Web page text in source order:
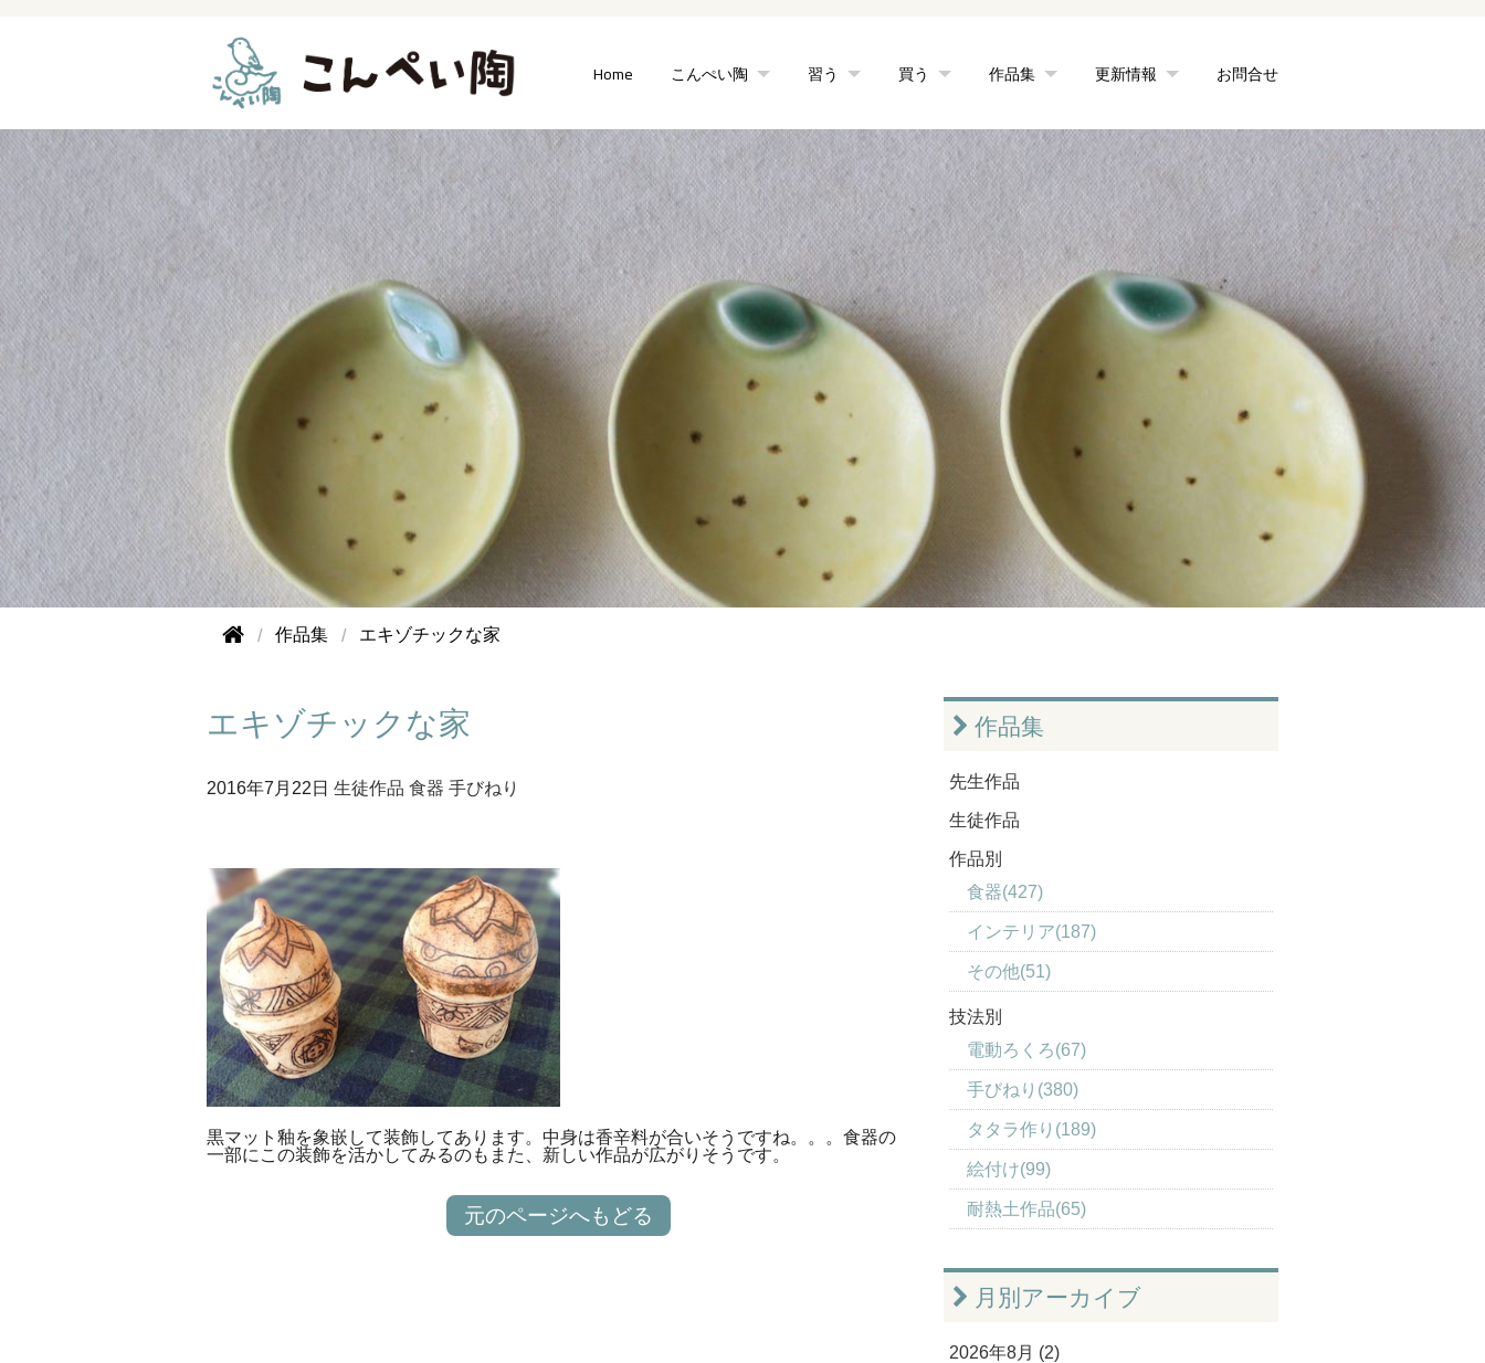
Home こんぺい陶 習う 買う 作品集 更新情報 お問合せ
作品集 エキゾチックな家
エキゾチックな家
2016年7月22日 生徒作品 食器 手びねり
黒マット釉を象嵌して装飾してあります。中身は香辛料が合いそうですね。。。食器の
一部にこの装飾を活かしてみるのもまた、新しい作品が広がりそうです。
元のページへもどる
作品集
先生作品
生徒作品
作品別
食器(427)
インテリア(187)
その他(51)
技法別
電動ろくろ(67)
手びねり(380)
タタラ作り(189)
絵付け(99)
耐熱土作品(65)
月別アーカイブ
2026年8月 (2)